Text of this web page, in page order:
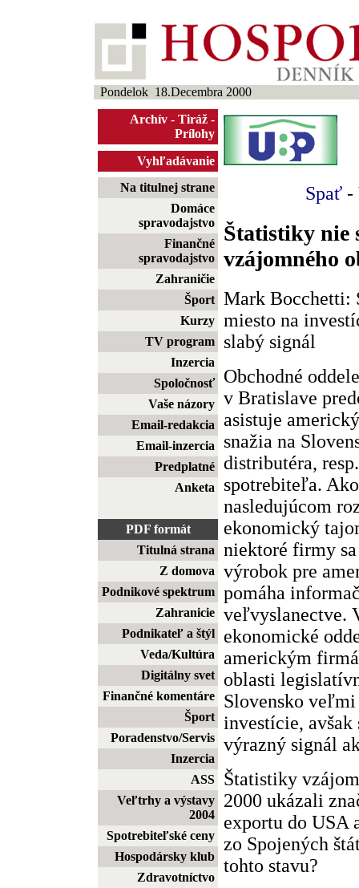
Pondelok 18.Decembra 2000
Archív - Tiráž -
Prílohy
Vyhľadávanie
Na titulnej strane
Domáce
spravodajstvo
Finančné
spravodajstvo
Zahraničie
Šport
Kurzy
TV program
Inzercia
Spoločnosť
Vaše názory
Email-redakcia
Email-inzercia
Predplatné
Anketa
PDF formát
Titulná strana
Z domova
Podnikové spektrum
Zahranicie
Podnikateľ a štýl
Veda/Kultúra
Digitálny svet
Finančné komentáre
Šport
Poradenstvo/Servis
Inzercia
ASS
Veľtrhy a výstavy
2004
Spotrebiteľské ceny
Hospodársky klub
Zdravotníctvo
Spať -
Štatistiky nie
vzájomného
Mark Bocchetti:
miesto na
slabý signál
Obchodné
v Bratislave
asistuje
snažia na
distributéra,
spotrebiteľa.
nasledujúcom
ekonomický
niektoré firmy
výrobok pre
pomáha
veľvyslanectve.
ekonomické
americkým
oblasti
Slovensko
investície,
výrazný signál
Štatistiky
2000 ukázali
exportu do USA
zo Spojených
tohto stavu?